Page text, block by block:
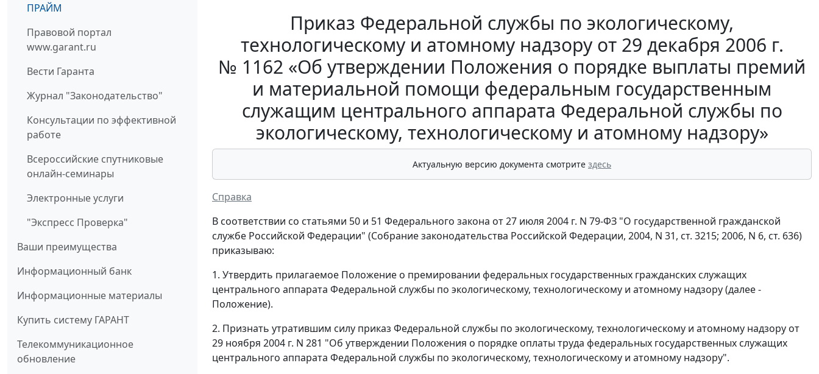
ПРАЙМ
Правовой портал
www.garant.ru
Вести Гаранта
Журнал "Законодательство"
Консультации по эффективной
работе
Всероссийские спутниковые
онлайн-семинары
Электронные услуги
"Экспресс Проверка"
Ваши преимущества
Информационный банк
Информационные материалы
Купить систему ГАРАНТ
Телекоммуникационное
обновление
Приказ Федеральной службы по экологическому,
технологическому и атомному надзору от 29 декабря 2006 г.
№ 1162 «Об утверждении Положения о порядке выплаты премий
и материальной помощи федеральным государственным
служащим центрального аппарата Федеральной службы по
экологическому, технологическому и атомному надзору»
Актуальную версию документа смотрите здесь
Справка
В соответствии со статьями 50 и 51 Федерального закона от 27 июля 2004 г. N 79-ФЗ "О государственной гражданской
службе Российской Федерации" (Собрание законодательства Российской Федерации, 2004, N 31, ст. 3215; 2006, N 6, ст. 636)
приказываю:
1. Утвердить прилагаемое Положение о премировании федеральных государственных гражданских служащих
центрального аппарата Федеральной службы по экологическому, технологическому и атомному надзору (далее -
Положение).
2. Признать утратившим силу приказ Федеральной службы по экологическому, технологическому и атомному надзору от
29 ноября 2004 г. N 281 "Об утверждении Положения о порядке оплаты труда федеральных государственных служащих
центрального аппарата Федеральной службы по экологическому, технологическому и атомному надзору".